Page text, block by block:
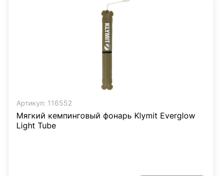
Артикул: 116552
Мягкий кемпинговый фонарь Klymit Everglow
Light Tube